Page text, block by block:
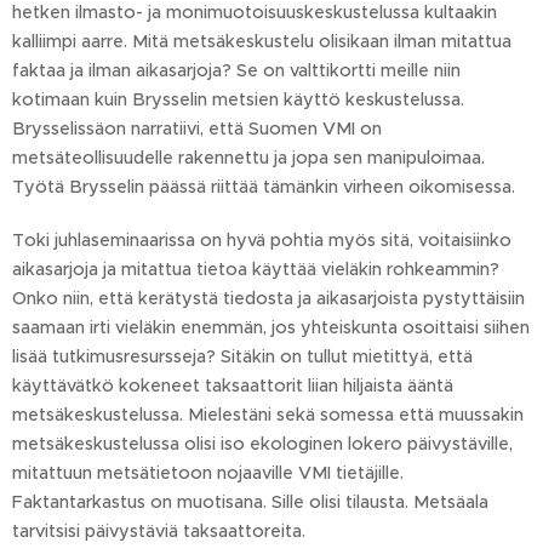
hetken ilmasto- ja monimuotoisuuskeskustelussa kultaakin
kalliimpi aarre. Mitä metsäkeskustelu olisikaan ilman mitattua
faktaa ja ilman aikasarjoja? Se on valttikortti meille niin
kotimaan kuin Brysselin metsien käyttö keskustelussa.
Brysselissäon narratiivi, että Suomen VMI on
metsäteollisuudelle rakennettu ja jopa sen manipuloimaa.
Työtä Brysselin päässä riittää tämänkin virheen oikomisessa.
Toki juhlaseminaarissa on hyvä pohtia myös sitä, voitaisiinko
aikasarjoja ja mitattua tietoa käyttää vieläkin rohkeammin?
Onko niin, että kerätystä tiedosta ja aikasarjoista pystyttäisiin
saamaan irti vieläkin enemmän, jos yhteiskunta osoittaisi siihen
lisää tutkimusresursseja? Sitäkin on tullut mietittyä, että
käyttävätkö kokeneet taksaattorit liian hiljaista ääntä
metsäkeskustelussa. Mielestäni sekä somessa että muussakin
metsäkeskustelussa olisi iso ekologinen lokero päivystäville,
mitattuun metsätietoon nojaaville VMI tietäjille.
Faktantarkastus on muotisana. Sille olisi tilausta. Metsäala
tarvitsisi päivystäviä taksaattoreita.